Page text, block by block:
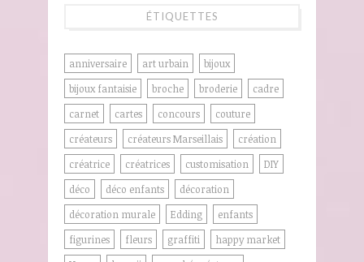
ÉTIQUETTES
anniversaire art urbain
bijoux
bijoux fantaisie
broche broderie
cadre
carnet
cartes concours
couture
créateurs
créateurs Marseillais
création
créatrice
créatrices customisation
DIY
déco
déco enfants
décoration
décoration murale
Edding
enfants
figurines
fleurs graffiti
happy market